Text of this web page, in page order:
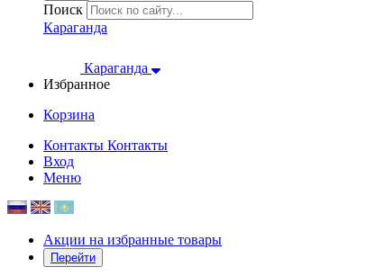
Поиск
Караганда
Караганда
Избранное
Корзина
Контакты Контакты
Вход
Меню
Акции на избранные товары
Перейти